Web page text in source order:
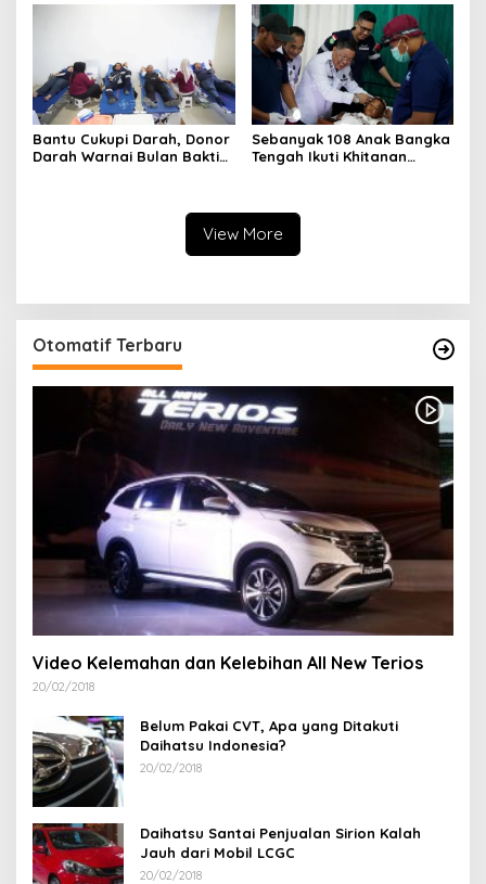
Bantu Cukupi Darah, Donor
Darah Warnai Bulan Bakti
Sebanyak 108 Anak Bangka
Tengah Ikuti Khitanan
View More
Otomatif Terbaru
Video Kelemahan dan Kelebihan All New Terios
20/02/2018
Belum Pakai CVT, Apa yang Ditakuti
Daihatsu Indonesia?
20/02/2018
Daihatsu Santai Penjualan Sirion Kalah
Jauh dari Mobil LCGC
20/02/2018